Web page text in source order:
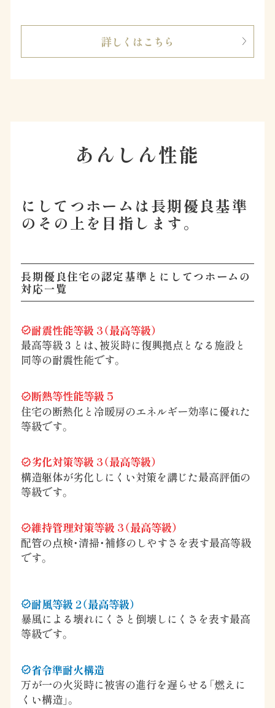
詳しくはこちら
あんしん性能
にしてつホームは長期優良基準
のその上を目指します。
長期優良住宅の認定基準とにしてつホームの
対応一覧
verified耐震性能等級 3（最高等級）
最高等級３とは、被災時に復興拠点となる施設と
同等の耐震性能です。
verified断熱等性能等級 5
住宅の断熱化と冷暖房のエネルギー効率に優れた
等級です。
verified劣化対策等級 3（最高等級）
構造躯体が劣化しにくい対策を講じた最高評価の
等級です。
verified維持管理対策等級 3（最高等級）
配管の点検・清掃・補修のしやすさを表す最高等級
です。
verified耐風等級 2（最高等級）
暴風による壊れにくさと倒壊しにくさを表す最高
等級です。
verified省令準耐火構造
万が一の火災時に被害の進行を遅らせる「燃えに
くい構造」。